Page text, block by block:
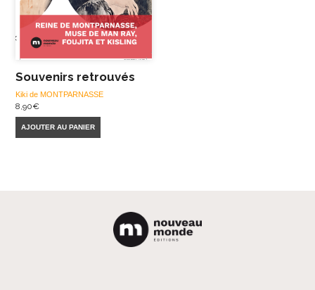
Souvenirs retrouvés
Kiki de MONTPARNASSE
8,90€
AJOUTER AU PANIER